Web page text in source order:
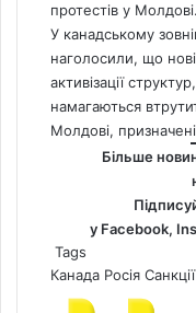
протестів у Молдові.
У канадському
наголосили, що
активізації
намагаються
Молдові,
Більше
у Facebook,
Tags
Канада Росія Санкції